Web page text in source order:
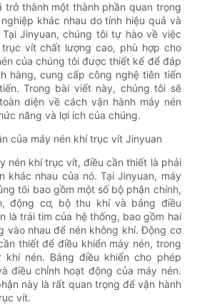
trở thành một thành phần quan trọng
khác nhau do tính hiệu quả và
Jinyuan, chúng tôi tự hào về việc
vít chất lượng cao, phù hợp cho
của chúng tôi được thiết kế để đáp
hàng, cung cấp công nghệ tiên tiến
Trong bài viết này, chúng tôi sẽ
diện về cách vận hành máy nén
năng và lợi ích của chúng.
của máy nén khí trục vít Jinyuan
nén khí trục vít, điều cần thiết là phải
khác nhau của nó. Tại Jinyuan, máy
tôi bao gồm một số bộ phận chính,
động cơ, bộ thu khí và bảng điều
là trái tim của hệ thống, bao gồm hai
vào nhau để nén không khí. Động cơ
thiết để điều khiển máy nén, trong
nén. Bảng điều khiển cho phép
điều chỉnh hoạt động của máy nén.
này là rất quan trọng để vận hành
vít.